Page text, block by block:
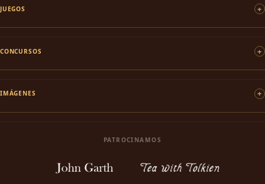
JUEGOS
CONCURSOS
IMÁGENES
PATROCINAMOS